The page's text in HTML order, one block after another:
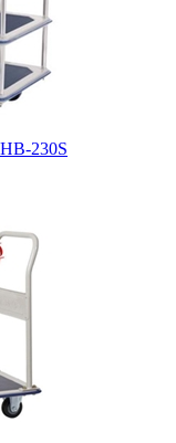
230S